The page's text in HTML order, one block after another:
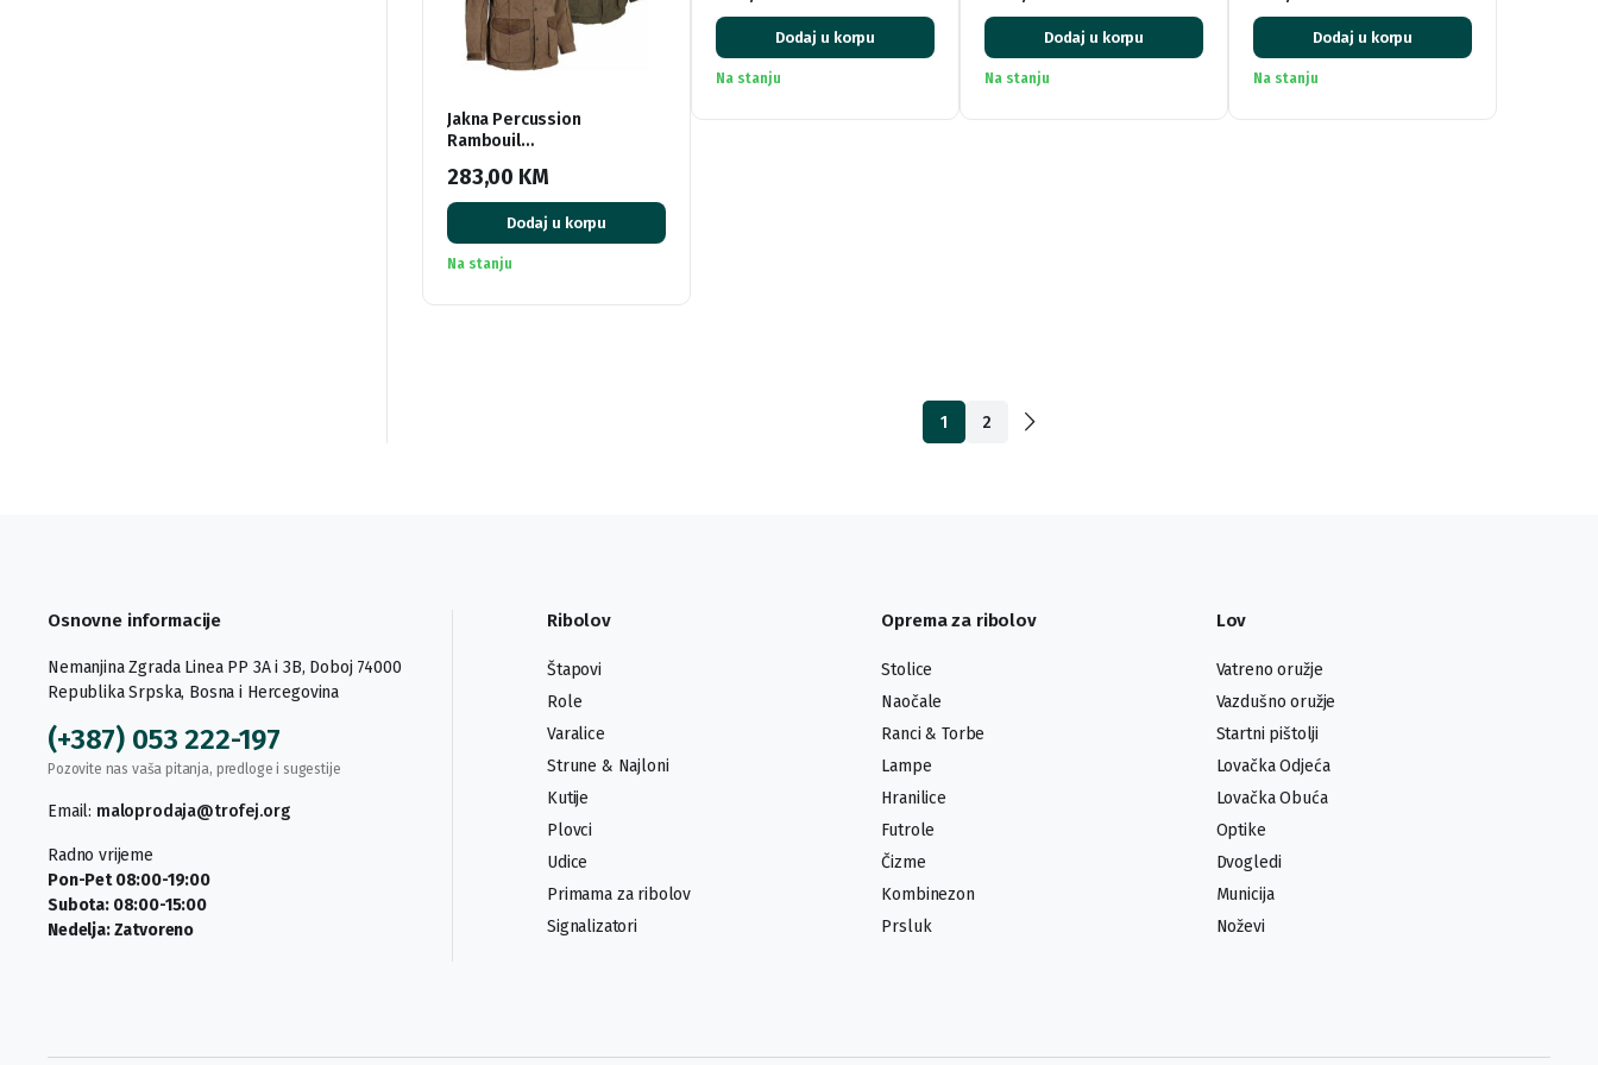
Jakna Percussion
Rambouil…
283,00 KM
Dodaj u korpu
Na stanju
Dodaj u korpu
Na stanju
Dodaj u korpu
Na stanju
Dodaj u korpu
Na stanju
1 2
Osnovne informacije
Nemanjina Zgrada Linea PP 3A i 3B, Doboj 74000
Republika Srpska, Bosna i Hercegovina
(+387) 053 222-197
Pozovite nas vaša pitanja, predloge i sugestije
Email: maloprodaja@trofej.org
Radno vrijeme
Pon-Pet 08:00-19:00
Subota: 08:00-15:00
Nedelja: Zatvoreno
Ribolov
Štapovi
Role
Varalice
Strune & Najloni
Kutije
Plovci
Udice
Primama za ribolov
Signalizatori
Oprema za ribolov
Stolice
Naočale
Ranci & Torbe
Lampe
Hranilice
Futrole
Čizme
Kombinezon
Prsluk
Lov
Vatreno oružje
Vazdušno oružje
Startni pištolji
Lovačka Odjeća
Lovačka Obuća
Optike
Dvogledi
Municija
Noževi